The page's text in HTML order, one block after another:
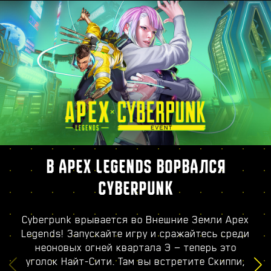
В APEX LEGENDS ВОРВАЛСЯ
CYBERPUNK
Cyberpunk врывается во Внешние Земли Apex
Legends! Запускайте игру и сражайтесь среди
неоновых огней квартала Э — теперь это
уголок Найт-Сити. Там вы встретите Скиппи,